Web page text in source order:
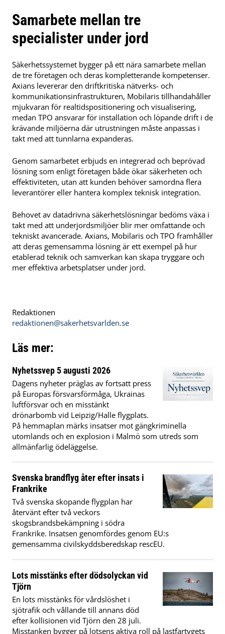
Samarbete mellan tre
specialister under jord
Säkerhetssystemet bygger på ett nära samarbete mellan
de tre företagen och deras kompletterande kompetenser.
Axians levererar den driftkritiska nätverks- och
kommunikationsinfrastrukturen, Mobilaris tillhandahåller
mjukvaran för realtidspositionering och visualisering,
medan TPO ansvarar för installation och löpande drift i de
krävande miljöerna där utrustningen måste anpassas i
takt med att tunnlarna expanderas.
Genom samarbetet erbjuds en integrerad och beprövad
lösning som enligt företagen både ökar säkerheten och
effektiviteten, utan att kunden behöver samordna flera
leverantörer eller hantera komplex teknisk integration.
Behovet av datadrivna säkerhetslösningar bedöms växa i
takt med att underjordsmiljöer blir mer omfattande och
tekniskt avancerade. Axians, Mobilaris och TPO framhåller
att deras gemensamma lösning är ett exempel på hur
etablerad teknik och samverkan kan skapa tryggare och
mer effektiva arbetsplatser under jord.
Redaktionen
redaktionen@sakerhetsvarlden.se
Läs mer:
Nyhetssvep 5 augusti 2026
Dagens nyheter präglas av fortsatt press
på Europas försvarsförmåga, Ukrainas
luftförsvar och en misstänkt
drönarbomb vid Leipzig/Halle flygplats.
På hemmaplan märks insatser mot gängkriminella
utomlands och en explosion i Malmö som utreds som
allmänfarlig ödeläggelse.
Svenska brandflyg åter efter insats i
Frankrike
Två svenska skopande flygplan har
återvänt efter två veckors
skogsbrandsbekämpning i södra
Frankrike. Insatsen genomfördes genom EU:s
gemensamma civilskyddsberedskap rescEU.
Lots misstänks efter dödsolyckan vid
Tjörn
En lots misstänks för vårdslöshet i
sjötrafik och vållande till annans död
efter kollisionen vid Tjörn den 28 juli.
Misstanken bygger på lotsens aktiva roll på lastfartygets